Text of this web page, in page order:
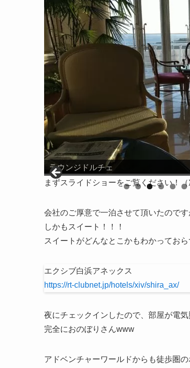
ラウンジドルチェ
まずスライドショーをご覧ください！
会社のご厚意で一泊させて頂いたので
しかもスイート！！！
スイートがどんなとこかもわかってお
エクシブ白浜アネックス
https://rt-clubnet.jp/hotels/xiv/shira_ax/
夜にチェックインしたので、部屋が電
完全におのぼりさんwww
アドベンチャーワールドからも徒歩圏の